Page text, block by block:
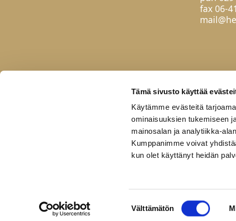
Tämä sivusto käyttää
Käytämme evästeitä
ominaisuuksien tukemiseen
mainosalan ja analytiikka-
Kumppanimme voivat
kun olet käyttänyt heidän
Välttämätön
fax 06-
Uutuudet
Pidätämme oikeudet muutoksiin.